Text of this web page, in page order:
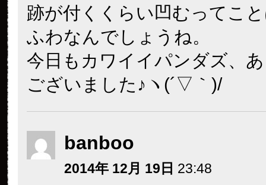
跡が付くくらい凹むってこ
ふわなんでしょうね。
今日もカワイイパンダズ、
ございました♪ヽ(´▽｀)/
banboo
2014年 12月 19日 23:48